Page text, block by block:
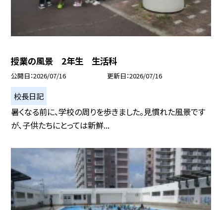
授業の風景 2年生 生活科
公開日 2026/07/16 更新日 2026/07/16
校長日記
暑くなる前に、学校の周りを歩きました。見慣れた風景です
が、子供たちにとっては新鮮...